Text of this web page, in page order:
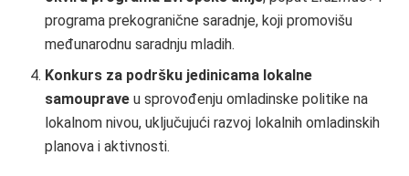
programa prekogranične saradnje, koji promovišu
međunarodnu saradnju mladih.
Konkurs za podršku jedinicama lokalne
samouprave u sprovođenju omladinske politike na
lokalnom nivou, uključujući razvoj lokalnih omladinskih
planova i aktivnosti.